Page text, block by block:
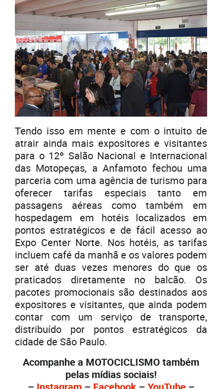
Tendo isso em mente e com o intuito de
atrair ainda mais expositores e visitantes
para o 12º Salão Nacional e Internacional
das Motopeças, a Anfamoto fechou uma
parceria com uma agência de turismo para
oferecer tarifas especiais tanto em
passagens aéreas como também em
hospedagem em hotéis localizados em
pontos estratégicos e de fácil acesso ao
Expo Center Norte. Nos hotéis, as tarifas
incluem café da manhã e os valores podem
ser até duas vezes menores do que os
praticados diretamente no balcão. Os
pacotes promocionais são destinados aos
expositores e visitantes, que ainda podem
contar com um serviço de transporte,
distribuído por pontos estratégicos da
cidade de São Paulo.
Acompanhe a MOTOCICLISMO também
pelas mídias sociais!